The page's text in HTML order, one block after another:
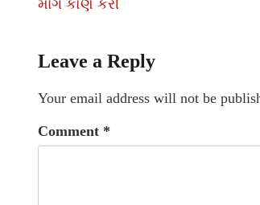
માંગ કોણે કરી
Leave a Reply
Your email address will not be
Comment *